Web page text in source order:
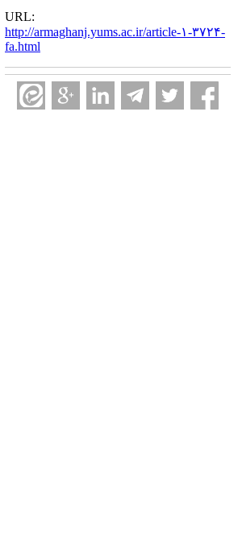
URL:
http://armaghanj.yums.ac.ir/article-۱-۳۷۲۴-
fa.html